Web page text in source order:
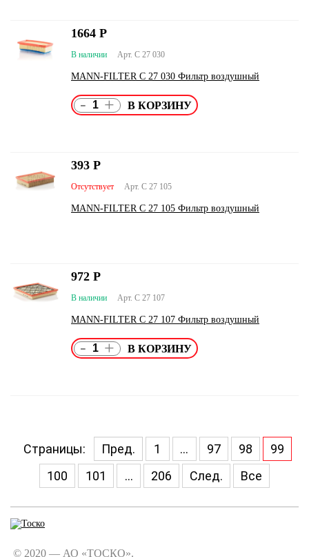
Арт. C 27 030
В наличии
MANN-FILTER C 27 030 Фильтр воздушный
1664 Р
- +
Арт. C 27 105
Отсутствует
MANN-FILTER C 27 105 Фильтр воздушный
393 Р
Арт. C 27 107
В наличии
MANN-FILTER C 27 107 Фильтр воздушный
972 Р
- +
Страницы: Пред. 1 ... 97 98
99
100
101 ... 206 След. Все
© 2020 — АО «ТОСКО».